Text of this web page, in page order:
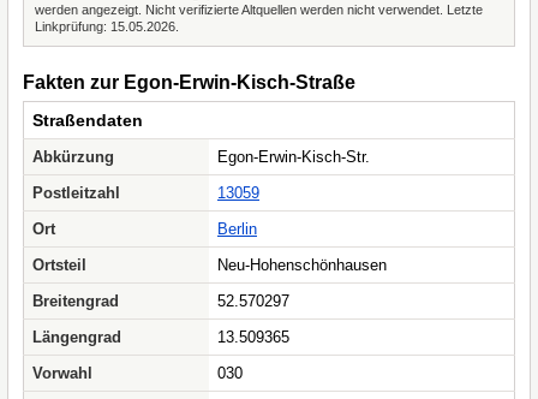
werden angezeigt. Nicht verifizierte Altquellen werden nicht verwendet. Letzte
Linkprüfung: 15.05.2026.
Fakten zur Egon-Erwin-Kisch-Straße
Straßendaten
Abkürzung
Egon-Erwin-Kisch-Str.
Postleitzahl
13059
Ort
Berlin
Ortsteil
Neu-Hohenschönhausen
Breitengrad
52.570297
Längengrad
13.509365
Vorwahl
030